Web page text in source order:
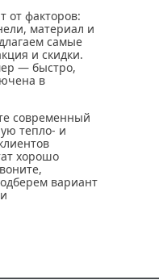
от факторов:
материал и
самые
и скидки.
— быстро,
в
современный
тепло- и
хорошо
вариант